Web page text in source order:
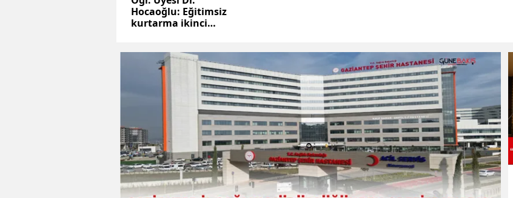
Hocaoğlu: Eğitimsiz
kurtarma ikinci